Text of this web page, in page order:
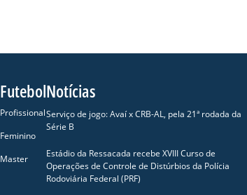
Futebol
Profissional
Feminino
Master
Notícias
Serviço de jogo: Avaí x CRB-AL, pela 21ª rodada da
Série B
Estádio da Ressacada recebe XVIII Curso de
Operações de Controle de Distúrbios da Polícia
Rodoviária Federal (PRF)